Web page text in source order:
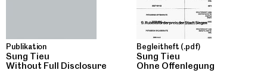
Publikation
Sung Tieu
Without Full Disclosure
Begleitheft (.pdf)
Sung Tieu
Ohne Offenlegung